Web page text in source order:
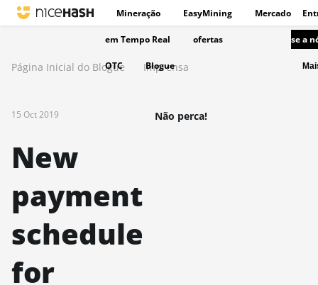
Mineração EasyMining Mercado
em Tempo Real ofertas
OTC Blogue
se a
Página Inicial do Blogue Imprensa
15 Oct 2019
New
payment
schedule
for
Não perca!